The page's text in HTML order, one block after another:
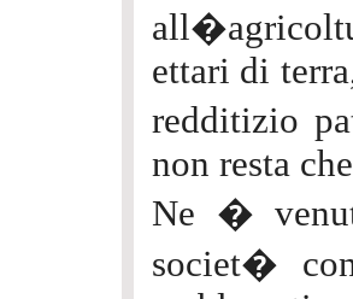
ettari di
redditizio
non resta
Ne �
societ�